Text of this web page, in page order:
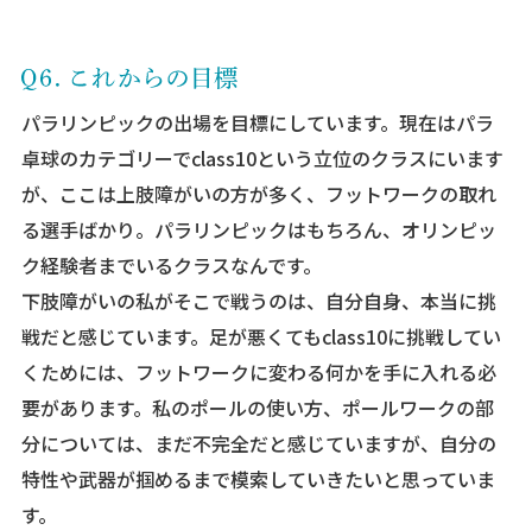
パラリンピックの出場を目標にしています。現在はパラ
卓球のカテゴリーでclass10という立位のクラスにいます
が、ここは上肢障がいの方が多く、フットワークの取れ
る選手ばかり。パラリンピックはもちろん、オリンピッ
ク経験者までいるクラスなんです。
下肢障がいの私がそこで戦うのは、自分自身、本当に挑
戦だと感じています。足が悪くてもclass10に挑戦してい
くためには、フットワークに変わる何かを手に入れる必
要があります。私のポールの使い方、ポールワークの部
分については、まだ不完全だと感じていますが、自分の
特性や武器が掴めるまで模索していきたいと思っていま
す。